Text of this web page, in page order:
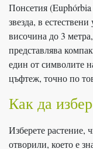
Понсетия
звезда, в
височина до 3
представлява
един от символите
цъфтеж, точно по
Как да
Изберете растение,
отворили, което е